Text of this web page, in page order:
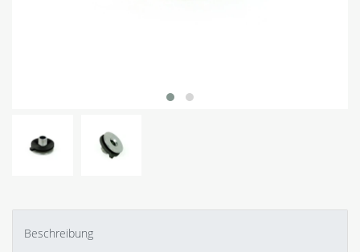
Beschreibung